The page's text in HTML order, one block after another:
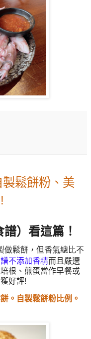
鬆餅粉、美
）看這篇！
做鬆餅，但香氣總比不
不添加香精而且嚴選
根、煎蛋當作早餐或
好評!
。自製鬆餅粉比例。